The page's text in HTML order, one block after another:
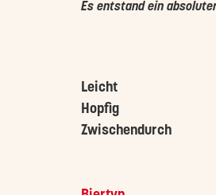
Es entstand ein
Leicht
Hopfig
Zwischendurch